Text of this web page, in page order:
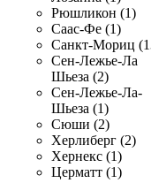
Рюшликон (1)
Саас-Фе (1)
Санкт-Мориц
Сен-Лежье-Ла
Шьеза (2)
Сен-Лежье-Ла-
Шьеза (1)
Сюши (2)
Херлиберг (2)
Хернекс (1)
Церматт (1)